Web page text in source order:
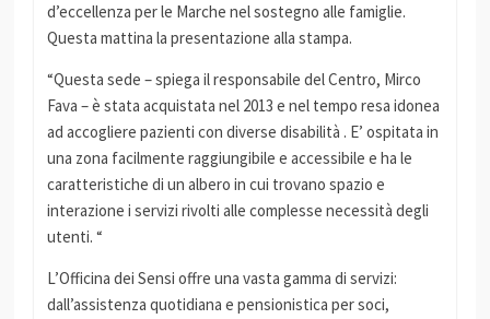
d’eccellenza per le Marche nel sostegno alle famiglie.
Questa mattina la presentazione alla stampa.
“Questa sede – spiega il responsabile del Centro, Mirco
Fava – è stata acquistata nel 2013 e nel tempo resa idonea
ad accogliere pazienti con diverse disabilità . E’ ospitata in
una zona facilmente raggiungibile e accessibile e ha le
caratteristiche di un albero in cui trovano spazio e
interazione i servizi rivolti alle complesse necessità degli
utenti. “
L’Officina dei Sensi offre una vasta gamma di servizi:
dall’assistenza quotidiana e pensionistica per soci,